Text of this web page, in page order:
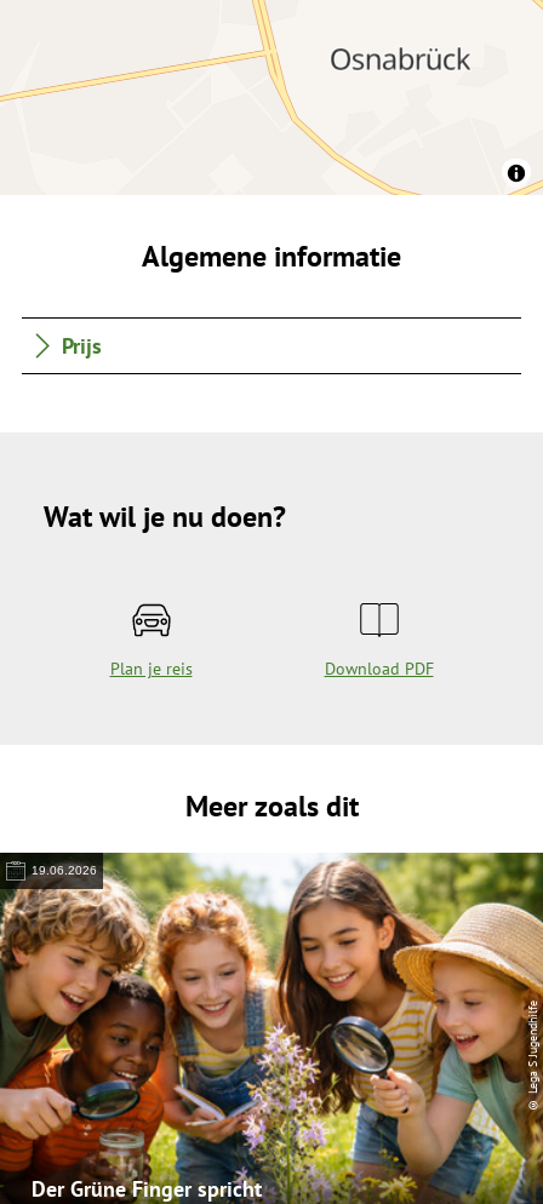
Algemene informatie
Prijs
Wat wil je nu doen?
Plan je reis Download PDF
Meer zoals dit
19.06.2026
Der Grüne Finger spricht
© Lega S Jugendhilfe